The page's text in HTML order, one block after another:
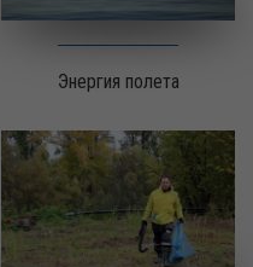
Энергия полета